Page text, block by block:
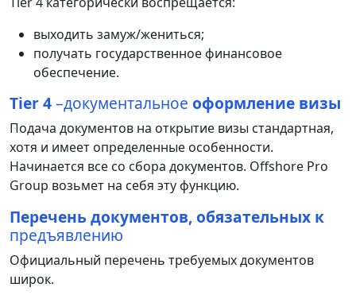
выходить замуж/жениться;
получать государственноефинансовое
обеспечение.
Tier 4–документальное оформление визы
Подача документов на открытие визы стандартная,
хотя и имеет определенные особенности.
Начинается все со сбора документов. Offshore Pro
Group возьмет на себя этуфункцию.
Перечень документов, обязательных к
предъявлению
Официальный перечень требуемыхдокументов
широк.